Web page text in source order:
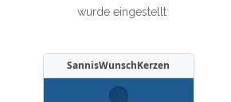
wurde eingestellt
SannisWunschKerzen